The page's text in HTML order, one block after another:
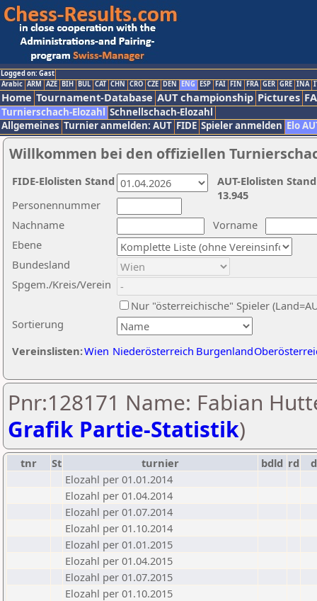
Logged on: Gast
Arabic ARM AZE BIH BUL CAT CHN CRO CZE DEN ENG ESP FAI FIN FRA GER GRE INA
Home Tournament-Database AUT championship Pictures
Turnierschach-Elozahl Schnellschach-Elozahl
Allgemeines Turnier anmelden: AUT FIDE Spieler anmelden Elo
Willkommen bei den offiziellen
Nachname
Vorname
Ebene
Sortierung
Personennummer
Bundesland
Spgem./Kreis/Verein
Nur "österreichische" Spieler
Vereinslisten:Wien Niederösterreich Burgenland
AUT-Elolisten
13.945
FIDE-Elolisten Stand
Pnr:128171 Name: Fabian
Grafik Partie-Statistik)
tnr St turnier bdld rd
Elozahl per 01.01.2014
Elozahl per 01.04.2014
Elozahl per 01.07.2014
Elozahl per 01.10.2014
Elozahl per 01.01.2015
Elozahl per 01.04.2015
Elozahl per 01.07.2015
Elozahl per 01.10.2015